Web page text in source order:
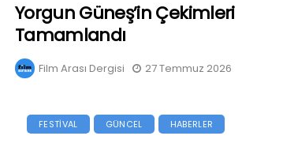
Yorgun Güneş’in Çekimleri
Tamamlandı
Film Arası Dergisi 27 Temmuz 2026
FESTİVAL GÜNCEL HABERLER